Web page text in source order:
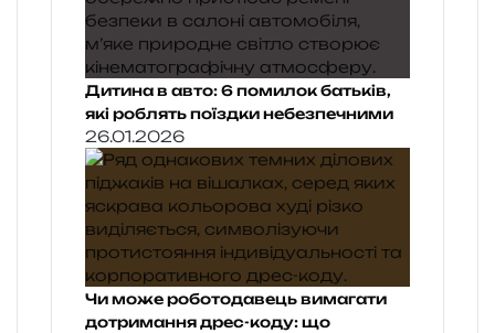
Дитина в авто: 6 помилок батьків,
які роблять поїздки небезпечними
26.01.2026
Чи може роботодавець вимагати
дотримання дрес-коду: що